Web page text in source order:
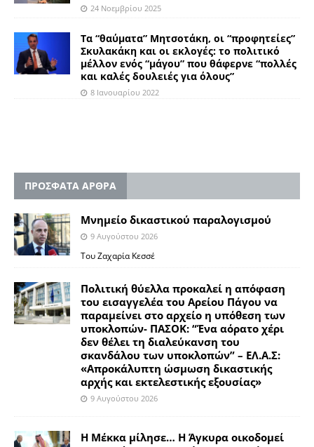
24 Νοεμβρίου 2025
Τα “θαύματα” Μητσοτάκη, οι “προφητείες”
Σκυλακάκη και οι εκλογές: το πολιτικό
μέλλον ενός “μάγου” που θάφερνε “πολλές
και καλές δουλειές για όλους”
8 Ιανουαρίου 2022
ΠΡΟΣΦΑΤΑ ΑΡΘΡΑ
Μνημείο δικαστικού παραλογισμού
9 Αυγούστου 2026
Του Ζαχαρία Κεσσέ
Πολιτική θύελλα προκαλεί η απόφαση
του εισαγγελέα του Αρείου Πάγου να
παραμείνει στο αρχείο η υπόθεση των
υποκλοπών- ΠΑΣΟΚ: “Ένα αόρατο χέρι
δεν θέλει τη διαλεύκανση του
σκανδάλου των υποκλοπών” – ΕΛ.Α.Σ:
«Απροκάλυπτη ώσμωση δικαστικής
αρχής και εκτελεστικής εξουσίας»
9 Αυγούστου 2026
Η Μέκκα μίλησε… Η Άγκυρα οικοδομεί